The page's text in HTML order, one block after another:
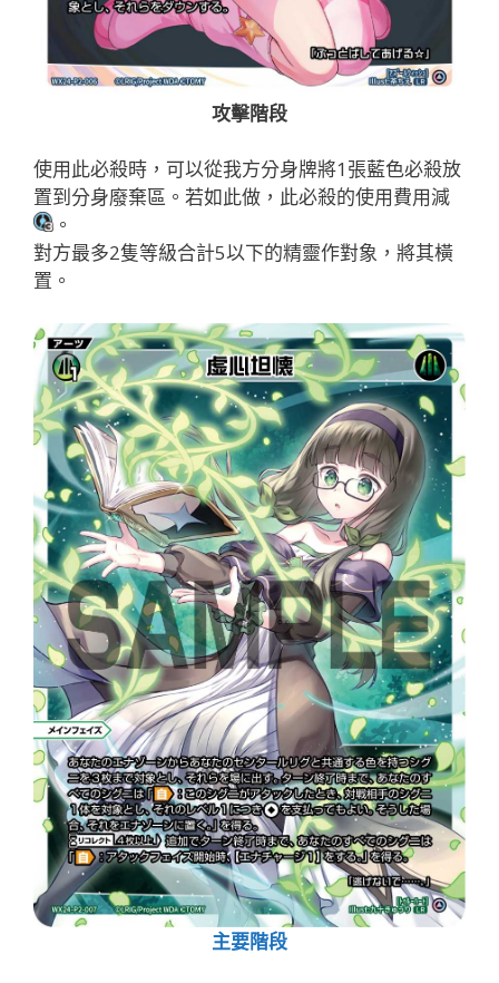
攻擊階段
使用此必殺時，可以從我方分身牌將1張藍色必殺放
置到分身廢棄區。若如此做，此必殺的使用費用減
。
對方最多2隻等級合計5以下的精靈作對象，將其橫
置。
主要階段